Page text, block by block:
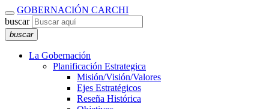
GOBERNACIÓN CARCHI
buscar
buscar
La Gobernación
Planificación Estrategica
Misión/Visión/Valores
Ejes Estratégicos
Reseña Histórica